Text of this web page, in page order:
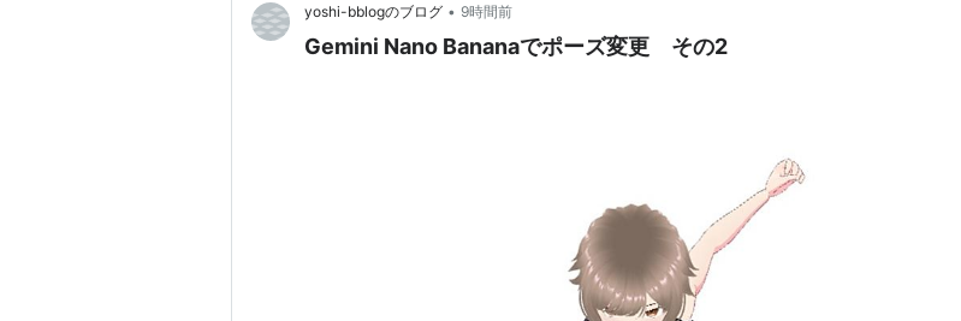
yoshi-bblogのブログ • 9時間前
Gemini Nano Bananaでポーズ変更 その2